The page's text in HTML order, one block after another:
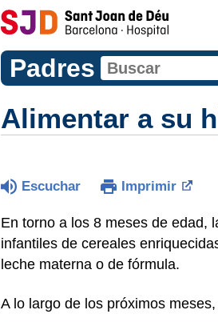
Padres
Alimentar a su
Escuchar Imprimir
En torno a los 8 meses de edad,
infantiles de cereales
leche materna o de fórmula.
A lo largo de los próximos